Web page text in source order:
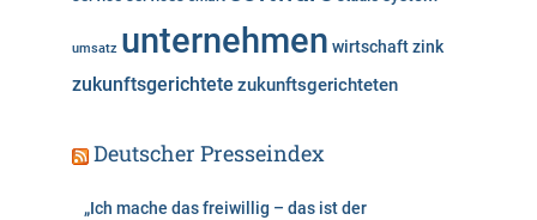
umsatz unternehmen wirtschaftzink
zukunftsgerichtete zukunftsgerichteten
Deutscher Presseindex
„Ich mache das freiwillig – das ist der